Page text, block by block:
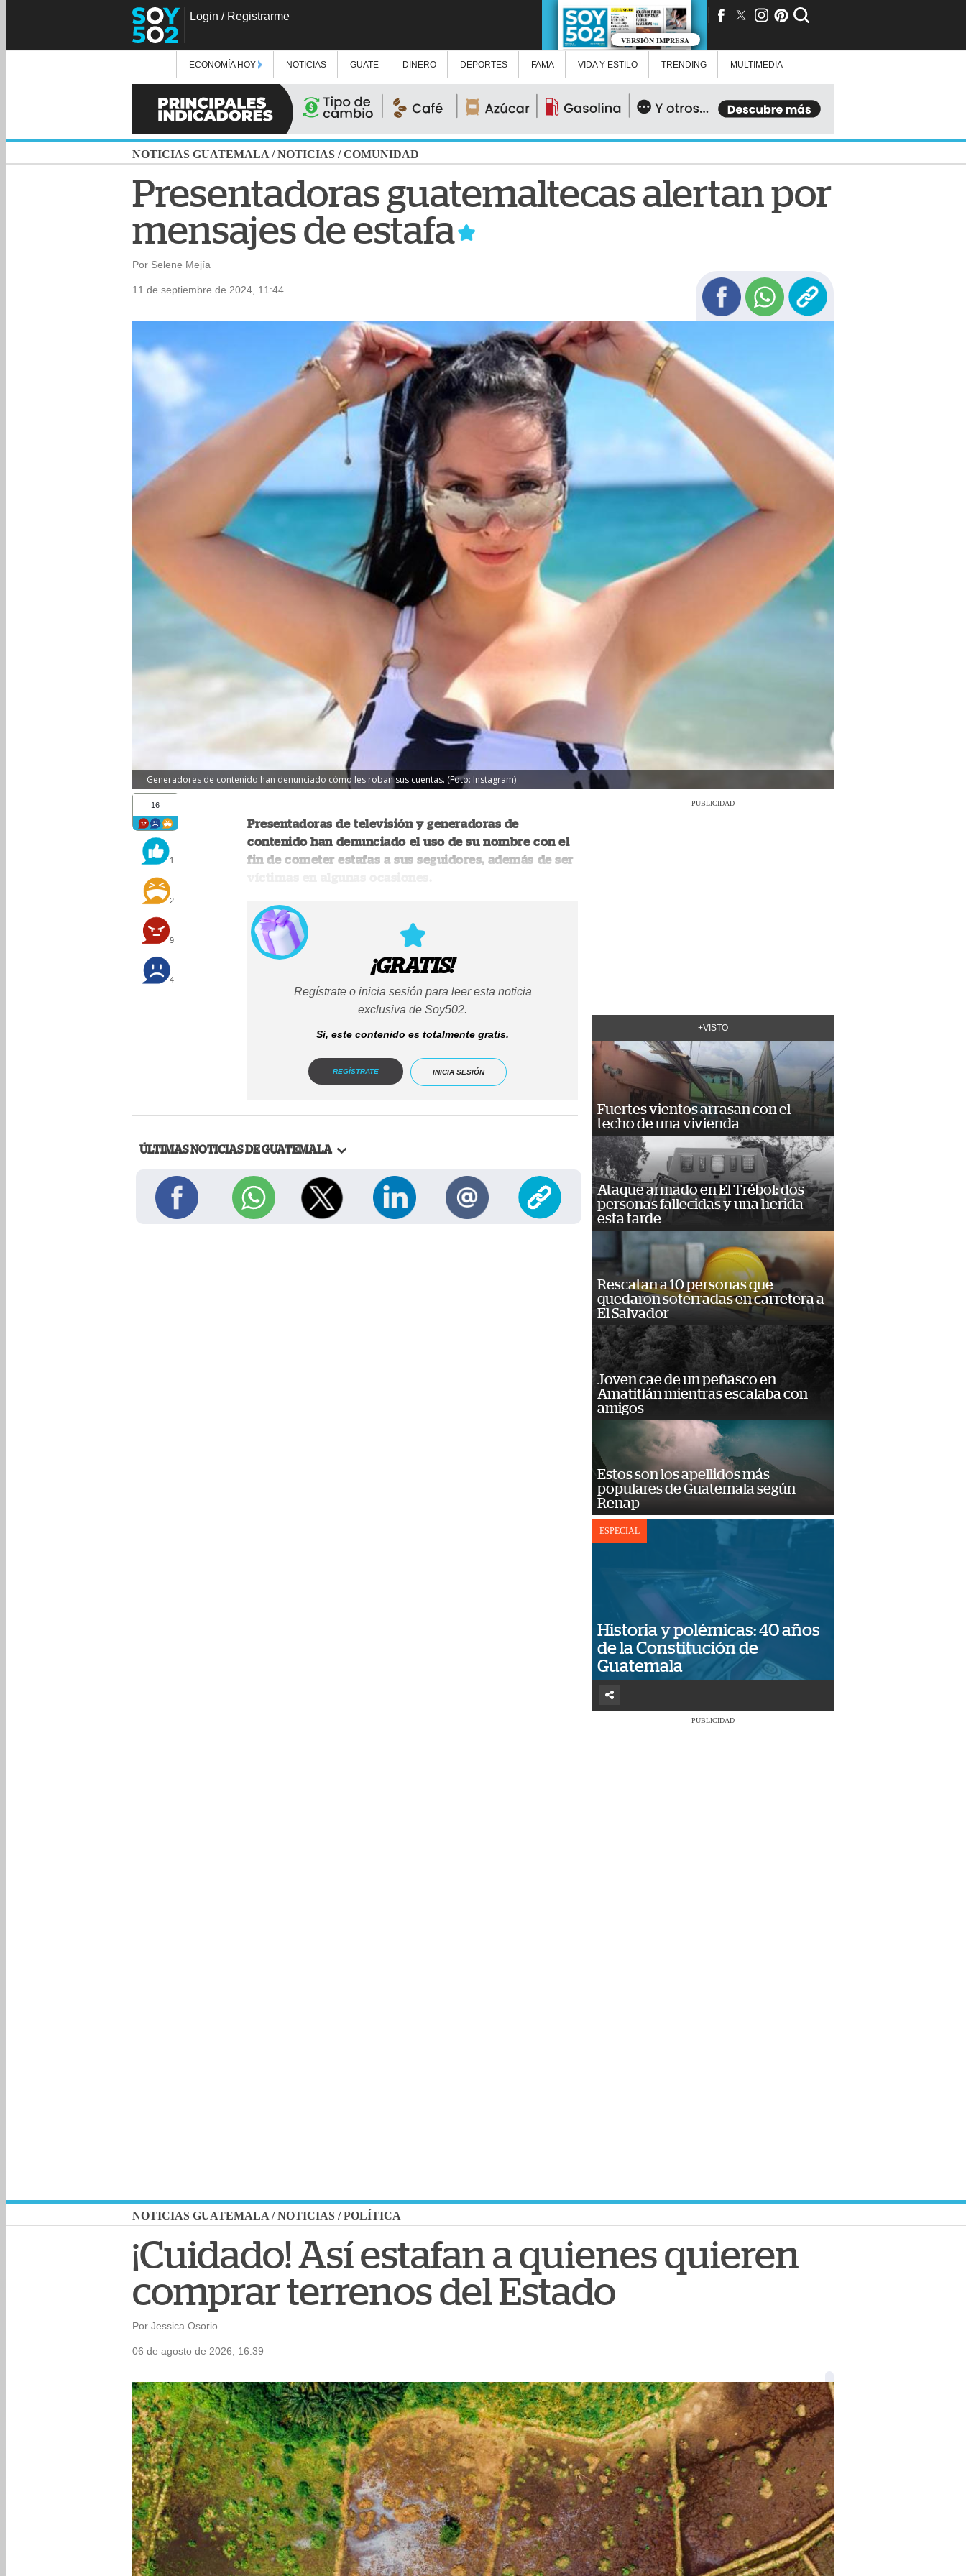
Login / Registrarme
VERSIÓN IMPRESA
ECONOMÍA HOY NOTICIAS GUATE DINERO DEPORTES FAMA VIDA Y ESTILO TRENDING MULTIMEDIA
NOTICIAS GUATEMALA /NOTICIAS /COMUNIDAD
Presentadoras guatemaltecas alertan por
mensajes de estafa
Por Selene Mejía
11 de septiembre de 2024, 11:44
Generadores de contenido han denunciado cómo les roban sus cuentas. (Foto: Instagram)
16
1
2
9
4
Presentadoras de televisión y generadoras de
contenido han denunciado el uso de su nombre con el
fin de cometer estafas a sus seguidores, además de ser
¡GRATIS!
Regístrate o inicia sesión para leer esta noticia
exclusiva de Soy502.
Sí, este contenido es totalmente gratis.
REGÍSTRATE INICIA SESIÓN
ÚLTIMAS NOTICIAS DE GUATEMALA
PUBLICIDAD
+VISTO
Fuertes vientos arrasan con el
techo de una vivienda
Ataque armado en El Trébol: dos
personas fallecidas y una herida
esta tarde
Rescatan a 10 personas que
quedaron soterradas en carretera a
El Salvador
Joven cae de un peñasco en
Amatitlán mientras escalaba con
amigos
Estos son los apellidos más
populares de Guatemala según
Renap
ESPECIAL
Historia y polémicas: 40 años
de la Constitución de
Guatemala
PUBLICIDAD
NOTICIAS GUATEMALA /NOTICIAS /POLÍTICA
¡Cuidado! Así estafan a quienes quieren
comprar terrenos del Estado
Por Jessica Osorio
06 de agosto de 2026, 16:39